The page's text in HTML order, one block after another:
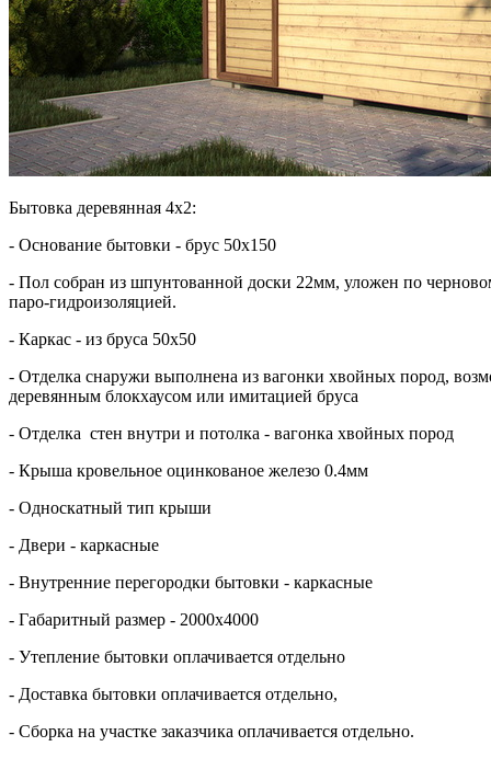
Бытовка деревянная 4х2:
- Основание бытовки - брус 50х150
- Пол собран из шпунтованной доски 22мм, уложен по
паро-гидроизоляцией.
- Каркас - из бруса 50х50
- Отделка снаружи выполнена из вагонки хвойных пород,
деревянным блокхаусом или имитацией бруса
- Отделка стен внутри и потолка - вагонка хвойных пород
- Крыша кровельное оцинкованое железо 0.4мм
- Односкатный тип крыши
- Двери - каркасные
- Внутренние перегородки бытовки - каркасные
- Габаритный размер - 2000х4000
- Утепление бытовки оплачивается отдельно
- Доставка бытовки оплачивается отдельно,
- Сборка на участке заказчика оплачивается отдельно.